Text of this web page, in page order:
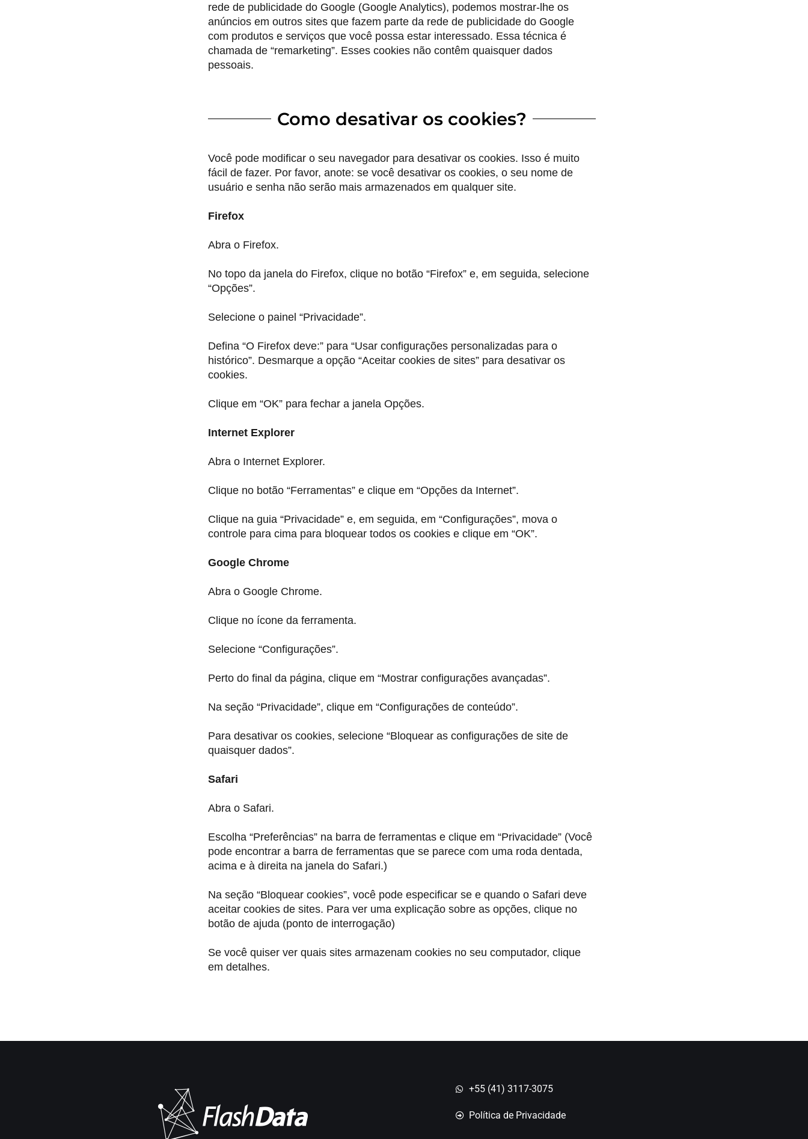
rede de publicidade do Google (Google Analytics), podemos mostrar-lhe os
anúncios em outros sites que fazem parte da rede de publicidade do Google
com produtos e serviços que você possa estar interessado. Essa técnica é
chamada de “remarketing”. Esses cookies não contêm quaisquer dados
pessoais.
Como desativar os cookies?
Você pode modificar o seu navegador para desativar os cookies. Isso é muito
fácil de fazer. Por favor, anote: se você desativar os cookies, o seu nome de
usuário e senha não serão mais armazenados em qualquer site.
Firefox
Abra o Firefox.
No topo da janela do Firefox, clique no botão “Firefox” e, em seguida, selecione
“Opções”.
Selecione o painel “Privacidade”.
Defina “O Firefox deve:” para “Usar configurações personalizadas para o
histórico”. Desmarque a opção “Aceitar cookies de sites” para desativar os
cookies.
Clique em “OK” para fechar a janela Opções.
Internet Explorer
Abra o Internet Explorer.
Clique no botão “Ferramentas” e clique em “Opções da Internet”.
Clique na guia “Privacidade” e, em seguida, em “Configurações”, mova o
controle para cima para bloquear todos os cookies e clique em “OK”.
Google Chrome
Abra o Google Chrome.
Clique no ícone da ferramenta.
Selecione “Configurações”.
Perto do final da página, clique em “Mostrar configurações avançadas”.
Na seção “Privacidade”, clique em “Configurações de conteúdo”.
Para desativar os cookies, selecione “Bloquear as configurações de site de
quaisquer dados”.
Safari
Abra o Safari.
Escolha “Preferências” na barra de ferramentas e clique em “Privacidade” (Você
pode encontrar a barra de ferramentas que se parece com uma roda dentada,
acima e à direita na janela do Safari.)
Na seção “Bloquear cookies”, você pode especificar se e quando o Safari deve
aceitar cookies de sites. Para ver uma explicação sobre as opções, clique no
botão de ajuda (ponto de interrogação)
Se você quiser ver quais sites armazenam cookies no seu computador, clique
em detalhes.
+55 (41) 3117-3075
Política de Privacidade